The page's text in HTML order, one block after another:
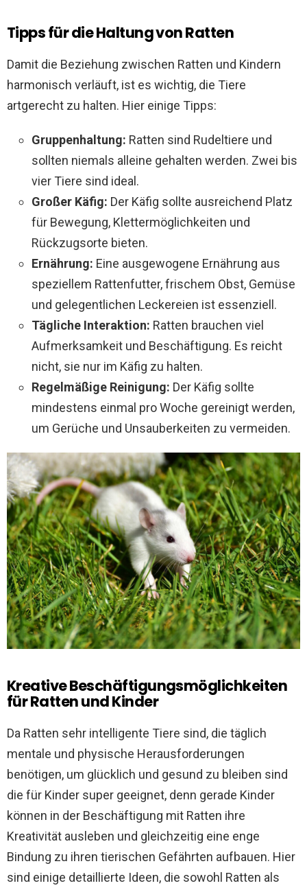
Tipps für die Haltung von Ratten
Damit die Beziehung zwischen Ratten und Kindern
harmonisch verläuft, ist es wichtig, die Tiere
artgerecht zu halten. Hier einige Tipps:
Gruppenhaltung: Ratten sind Rudeltiere und
sollten niemals alleine gehalten werden. Zwei bis
vier Tiere sind ideal.
Großer Käfig: Der Käfig sollte ausreichend Platz
für Bewegung, Klettermöglichkeiten und
Rückzugsorte bieten.
Ernährung: Eine ausgewogene Ernährung aus
speziellem Rattenfutter, frischem Obst, Gemüse
und gelegentlichen Leckereien ist essenziell.
Tägliche Interaktion: Ratten brauchen viel
Aufmerksamkeit und Beschäftigung. Es reicht
nicht, sie nur im Käfig zu halten.
Regelmäßige Reinigung: Der Käfig sollte
mindestens einmal pro Woche gereinigt werden,
um Gerüche und Unsauberkeiten zu vermeiden.
Kreative Beschäftigungsmöglichkeiten
für Ratten und Kinder
Da Ratten sehr intelligente Tiere sind, die täglich
mentale und physische Herausforderungen
benötigen, um glücklich und gesund zu bleiben sind
die für Kinder super geeignet, denn gerade Kinder
können in der Beschäftigung mit Ratten ihre
Kreativität ausleben und gleichzeitig eine enge
Bindung zu ihren tierischen Gefährten aufbauen. Hier
sind einige detaillierte Ideen, die sowohl Ratten als